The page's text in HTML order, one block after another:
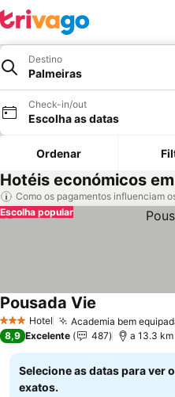
Destino
Palmeiras
Check-in/out
Escolha as datas
Ordenar
Hotéis económicos
Como os pagamentos influenciam
Escolha popular
3 EstrelasHotel Academia bem
Pousada Vie
8,9 Excelente 487 a 13.3
Selecione as datas para ver
exatos.